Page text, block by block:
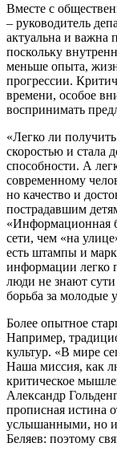
Вместе с
– руководитель
актуальна и важна
поскольку
меньше опыта,
прогрессии.
времени, особое
воспринимать
«Легко ли
скоростью и стала
способности. А
современному
но качество и
пострадавшим
«Информационная
сети, чем «на
есть штампы и
информации легко
люди не знают
борьба за молодые
Более опытное
Например,
культур. «В мире
Наша миссия, как
критическое
Александр
прописная истина
услышанными, но и
Беляев: поэтому